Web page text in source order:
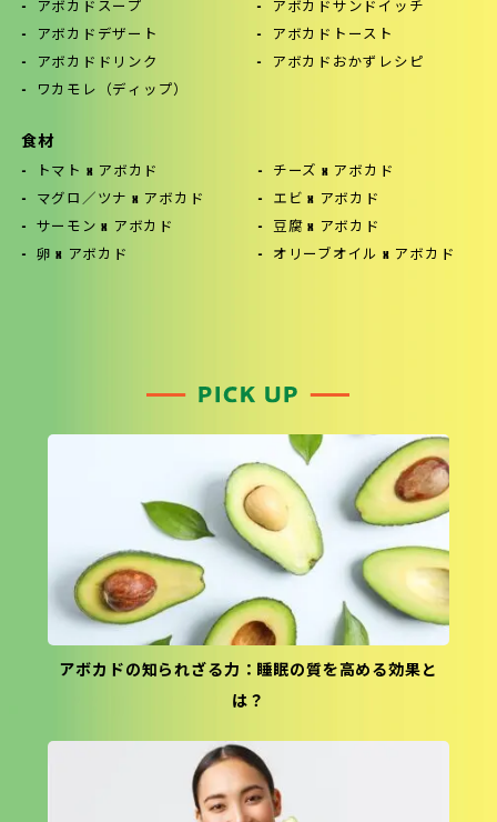
アボカドスープ
アボカドデザート
アボカドドリンク
ワカモレ（ディップ）
アボカドサンドイッチ
アボカドトースト
アボカドおかずレシピ
食材
トマト x アボカド チーズ x アボカド
マグロ／ツナ x アボカド エビ x アボカド
サーモン x アボカド 豆腐 x アボカド
卵 x アボカド オリーブオイル x アボカド
アボカドの知られざる力：睡眠の質を高める効果と
は？